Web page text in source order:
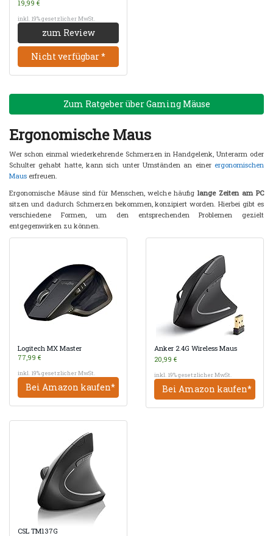
19,99 €
inkl. 19% gesetzlicher MwSt.
zum Review
Nicht verfügbar *
Zum Ratgeber über Gaming Mäuse
Ergonomische Maus
Wer schon einmal wiederkehrende Schmerzen in Handgelenk, Unterarm oder
Schulter gehabt hatte, kann sich unter Umständen an einer ergonomischen
Maus erfreuen.
Ergonomische Mäuse sind für Menschen, welche häufiglange Zeiten am PC
sitzen und dadurch Schmerzen bekommen, konzipiert worden. Hierbei gibt es
verschiedene Formen, um den entsprechenden Problemen gezielt
entgegenwirken zu können.
Logitech MX Master
77,99 €
inkl. 19% gesetzlicher MwSt.
Bei Amazon kaufen*
Anker 2.4G Wireless Maus
20,99 €
inkl. 19% gesetzlicher MwSt.
Bei Amazon kaufen*
CSL TM137G